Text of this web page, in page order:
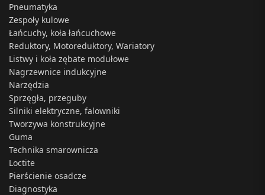
Pneumatyka
Zespoły kulowe
Łańcuchy, koła łańcuchowe
Reduktory, Motoreduktory, Wariatory
Listwy i koła zębate modułowe
Nagrzewnice indukcyjne
Narzędzia
Sprzęgła, przeguby
Silniki elektryczne, falowniki
Tworzywa konstrukcyjne
Guma
Technika smarownicza
Loctite
Pierścienie osadcze
Diagnostyka